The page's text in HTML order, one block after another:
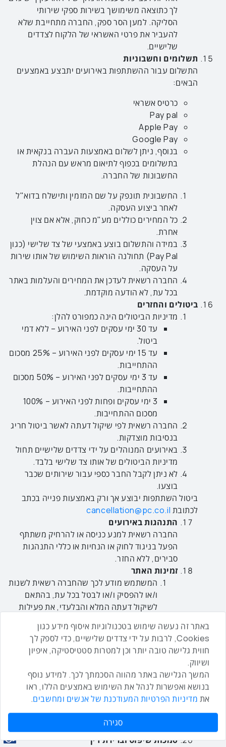
לך כתוצאה משימושך בשירות ספקי שירותי
הסליקה. למען הסר ספק, החברה מתחייבת שלא
להעביר את פרטי האשראי של הלקוח לצדדים
שלישיים.
תשלומים וחשבוניות
התשלום עבור ההשתתפות באירועים יתבצע באמצעים
הבאים:
כרטיס אשראי
Pay pal
Apple Pay
Google Pay
בנוסף, ניתן לשלום באמצעות העברה בנקאית או
בתשלומים בכפוף לתיאום מראש עם הנהלת
החשבונות של החברה.
החשבונית תונפק על שם המזמין ותישלח בדוא"ל
לאחר ביצוע העסקה.
כל המחירים כוללים מע"מ כחוק, אלא אם צוין
אחרת.
במידה והתשלום בוצע באמצעי של צד שלישי (כגון
Pay Pal) תחולנה הוראות השימוש של אותו שירות
על העסקה.
החברה רשאית לעדכן את המחירים והעלמות באתר
בכל עת, לא הודעה מוקדמת.
ביטולים והחזרים
מדיניות הביטולים הינה כמפורט להלן:
עד 30 ימי עסקים לפני האירוע – ללא דמי
ביטול.
עד 15 ימי עסקים לפני האירוע – 25% מסכום
ההתחייבות.
עד 3 ימי עסקים לפני האירוע – 50% מסכום
ההתחייבות.
3 ימי עסקים ופחות לפני האירוע – 100%
מסכום ההתחייבות.
החברה רשאית לפי שיקול דעתה לאשר ביטול חריג
בנסיבות מוצדקות.
באירועים המנוהלים על ידי צדדים שלישיים תחול
מדיניות הביטולים של אותו צד שלישי בלבד.
לא ניתן לקבל החבר כספי עבור שירותים שכבר
בוצעו.
ביטול השתתפות יבוצע אך ורק באמצעות פנייה בכתב
לכתובת cancellation@pc.co.il
התנהגות באירועים
החברה רשאית למנע כניסה או להרחיק משתתף
הפעל בניגוד לחוק או הנחיות או כללי התנהגות
סבירים, ללא החזר.
זמינות האתר
המשתמש מודע לכך שהחברה רשאית לשנות
ו/או להפסיק ו/או לבטל בכל עת, בהתאם
לשיקול דעתה המלא והבלעדי, את פעילות
כל צורך במתן הודעה מוקדמת על כך.
התיישנות
מבלי לגרוע מהאמור בתנאי השימוש,
תקופת ההתיישנות לגבי כל טענה ו/או דרישה
ו/או תביעה כנגד החברה, תוגבל לתקופה של
שנתיים, והצדדים רואים בכך כהסכם לתקופת
ההתיישנות כמשמעו בסעיף 19 לחוק
ההתיישנות, התשי"ח-1958.
סמכות שיפוט וברירת דין
באתר זה נעשה שימוש בטכנולוגיות איסוף מידע כגון
Cookies, לרבות על ידי צדדים שלישיים, כדי לספק לך
חווית גלישה טובה יותר וכן למטרות סטטיסטיקה, איפיון
ושיווק.
המשך הגלישה באתר מהווה הסכמתך לכך. למידע נוסף
בנושא ואפשרות לנהל את השימוש באמצעים הללו, ראו
את מדיניות הפרטיות המעודכנת של אנשים ומחשבים.
סגירה